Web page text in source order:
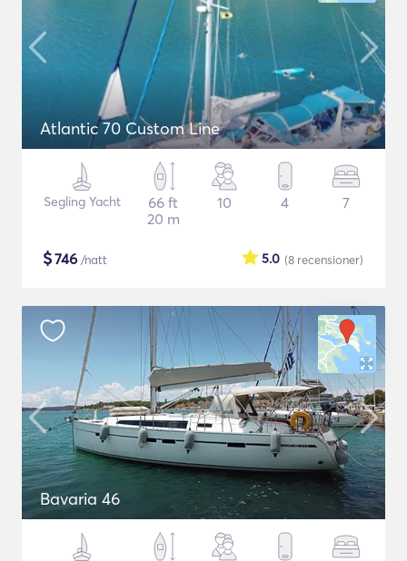
Atlantic 70 Custom Line
Segling Yacht
66 ft
20 m
10 4 7
$746 /natt (8 recensioner)
5.0
Bavaria 46